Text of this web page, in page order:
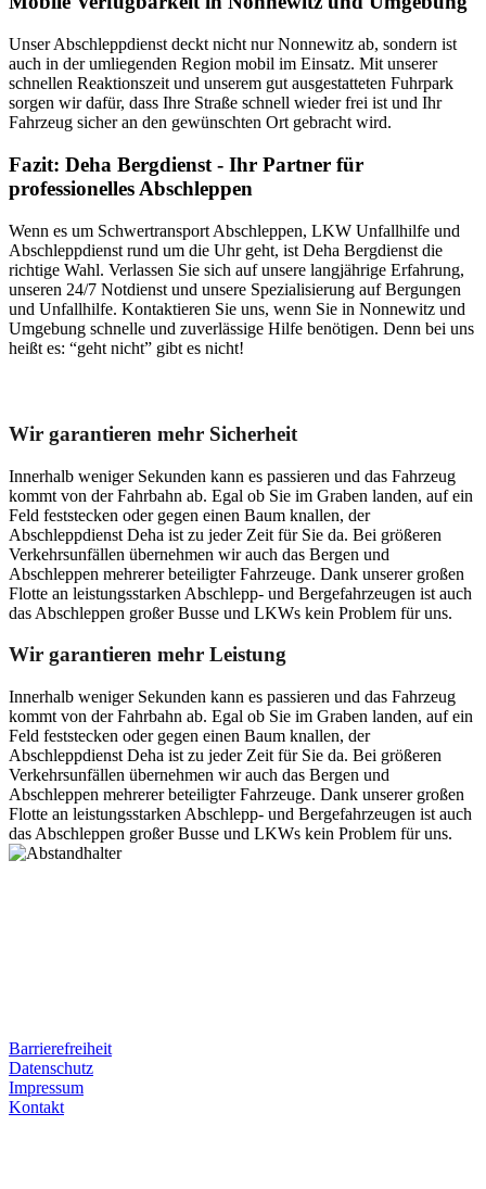
Unser Abschleppdienst deckt nicht nur Nonnewitz ab, sondern ist
auch in der umliegenden Region mobil im Einsatz. Mit unserer
schnellen Reaktionszeit und unserem gut ausgestatteten Fuhrpark
sorgen wir dafür, dass Ihre Straße schnell wieder frei ist und Ihr
Fahrzeug sicher an den gewünschten Ort gebracht wird.
Fazit: Deha Bergdienst - Ihr Partner für
professionelles Abschleppen
Wenn es um Schwertransport Abschleppen, LKW Unfallhilfe und
Abschleppdienst rund um die Uhr geht, ist Deha Bergdienst die
richtige Wahl. Verlassen Sie sich auf unsere langjährige Erfahrung,
unseren 24/7 Notdienst und unsere Spezialisierung auf Bergungen
und Unfallhilfe. Kontaktieren Sie uns, wenn Sie in Nonnewitz und
Umgebung schnelle und zuverlässige Hilfe benötigen. Denn bei uns
heißt es: “geht nicht” gibt es nicht!
Wir garantieren mehr Sicherheit
Innerhalb weniger Sekunden kann es passieren und das Fahrzeug
kommt von der Fahrbahn ab. Egal ob Sie im Graben landen, auf ein
Feld feststecken oder gegen einen Baum knallen, der
Abschleppdienst Deha ist zu jeder Zeit für Sie da. Bei größeren
Verkehrsunfällen übernehmen wir auch das Bergen und
Abschleppen mehrerer beteiligter Fahrzeuge. Dank unserer großen
Flotte an leistungsstarken Abschlepp- und Bergefahrzeugen ist auch
das Abschleppen großer Busse und LKWs kein Problem für uns.
Wir garantieren mehr Leistung
Innerhalb weniger Sekunden kann es passieren und das Fahrzeug
kommt von der Fahrbahn ab. Egal ob Sie im Graben landen, auf ein
Feld feststecken oder gegen einen Baum knallen, der
Abschleppdienst Deha ist zu jeder Zeit für Sie da. Bei größeren
Verkehrsunfällen übernehmen wir auch das Bergen und
Abschleppen mehrerer beteiligter Fahrzeuge. Dank unserer großen
Flotte an leistungsstarken Abschlepp- und Bergefahrzeugen ist auch
das Abschleppen großer Busse und LKWs kein Problem für uns.
Barrierefreiheit
Datenschutz
Impressum
Kontakt